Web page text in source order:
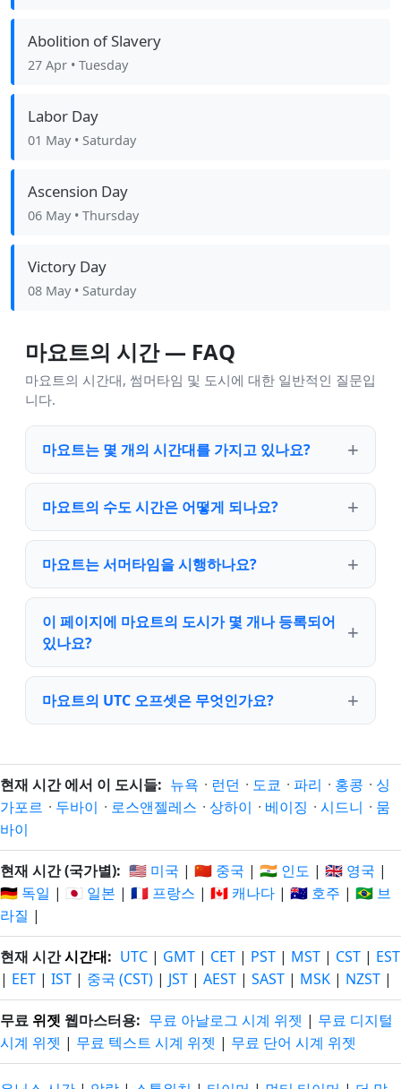
Abolition of Slavery
27 Apr • Tuesday
Labor Day
01 May • Saturday
Ascension Day
06 May • Thursday
Victory Day
08 May • Saturday
마요트의 시간 — FAQ
마요트의 시간대, 썸머타임 및 도시에 대한 일반적인 질문입
니다.
마요트는 몇 개의 시간대를 가지고 있나요?
마요트의 수도 시간은 어떻게 되나요?
마요트는 서머타임을 시행하나요?
이 페이지에 마요트의 도시가 몇 개나 등록되어
있나요?
마요트의 UTC 오프셋은 무엇인가요?
현재 시간 에서 이 도시들: 뉴욕 · 런던 · 도쿄 · 파리 · 홍콩 · 싱
가포르 · 두바이 · 로스앤젤레스 · 상하이 · 베이징 · 시드니 · 뭄
바이
현재 시간 (국가별): 🇺🇸 미국 | 🇨🇳 중국 | 🇮🇳 인도 | 🇬🇧 영국 |
🇩🇪 독일 | 🇯🇵 일본 | 🇫🇷 프랑스 | 🇨🇦 캐나다 | 🇦🇺 호주 | 🇧🇷 브
라질 |
현재 시간시간대: UTC | GMT | CET | PST | MST | CST | EST
| EET | IST | 중국 (CST) | JST | AEST | SAST | MSK | NZST |
무료 위젯 웹마스터용: 무료 아날로그 시계 위젯 | 무료 디지털
시계 위젯 | 무료 텍스트 시계 위젯 | 무료 단어 시계 위젯